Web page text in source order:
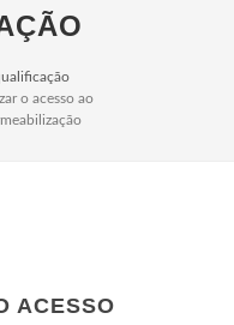
o acesso ao
ACESSO